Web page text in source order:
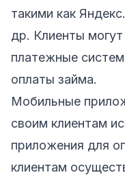
такими как
др. Клиенты
платежные
оплаты займа.
Мобильные
своим клиентам
приложения для
клиентам